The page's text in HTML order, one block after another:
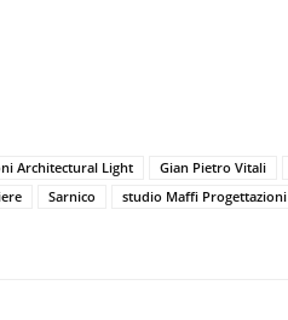
Architectural Light Gian Pietro Vitali
Sarnico
studio Maffi Progettazioni